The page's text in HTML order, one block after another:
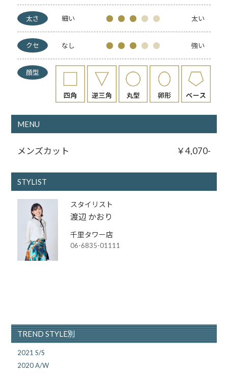
太さ 細い 太い
クセ なし 強い
顔型
MENU
メンズカット ￥4,070-
STYLIST
スタイリスト
渡辺 かおり
千里タワー店
06-6835-01111
TREND STYLE別
2021 S/S
2020 A/W